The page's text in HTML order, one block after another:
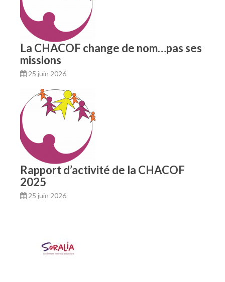
La CHACOF change de nom…pas ses
missions
25 juin 2026
Rapport d’activité de la CHACOF
2025
25 juin 2026